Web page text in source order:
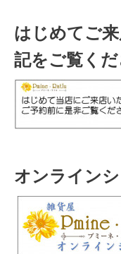
はじめてご
記をご覧く
オンライン